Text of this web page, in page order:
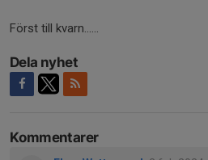
Först till kvarn......
Dela nyhet
Kommentarer